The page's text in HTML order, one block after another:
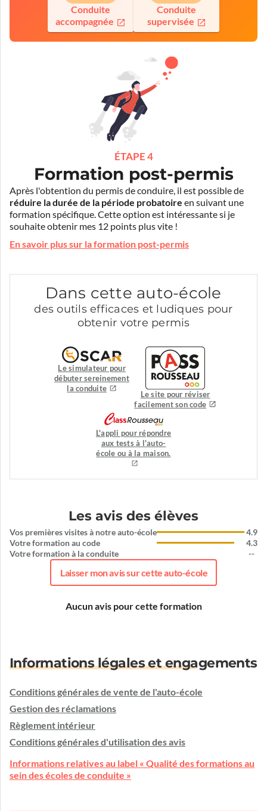
Conduite
accompagnée
Conduite
supervisée
ÉTAPE 4
Formation post-permis
Après l'obtention du permis de conduire, il est possible de
réduire la durée de la période probatoire en suivant une
formation spécifique. Cette option est intéressante si je
souhaite obtenir mes 12 points plus vite !
En savoir plus sur la formation post-permis
Dans cette auto-école
des outils efficaces et ludiques pour
obtenir votre permis
Le simulateur pour
débuter sereinement
la conduite
Le site pour réviser
facilement son code
L'appli pour répondre
aux tests à l'auto-
école ou à la maison.
Les avis des élèves
Vos premières visites à notre auto-école
Votre formation au code
Votre formation à la conduite
4.9
4.3
--
Laisser mon avis sur cette auto-école
Aucun avis pour cette formation
Informations légales et engagements
Conditions générales de vente de l'auto-école
Gestion des réclamations
Règlement intérieur
Conditions générales d'utilisation des avis
Informations relatives au label « Qualité des formations au
sein des écoles de conduite »